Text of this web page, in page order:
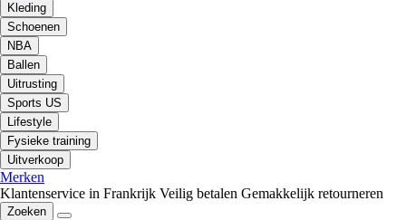
Kleding
Schoenen
NBA
Ballen
Uitrusting
Sports US
Lifestyle
Fysieke training
Uitverkoop
Merken
Klantenservice in Frankrijk Veilig betalen Gemakkelijk retourneren
Zoeken